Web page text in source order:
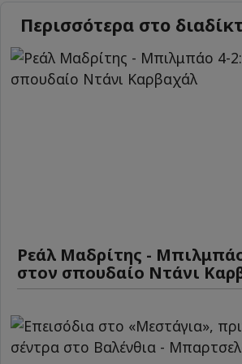
Περισσότερα στο
Ρεάλ Μαδρίτης -
στον σπουδαίο Ντάνι